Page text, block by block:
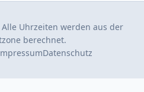
Uhrzeiten werden aus der
berechnet.
Datenschutz